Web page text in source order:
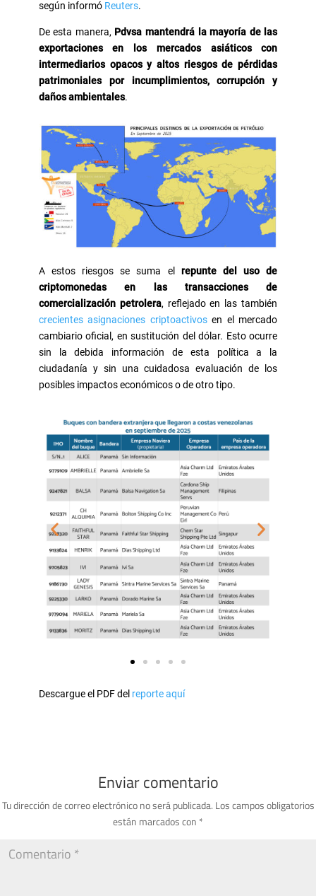
según informó Reuters.
De esta manera, Pdvsa mantendrá la mayoría de las
exportaciones en los mercados asiáticos con
intermediarios opacos y altos riesgos de pérdidas
patrimoniales por incumplimientos, corrupción y
daños ambientales.
A estos riesgos se suma el repunte del uso de
criptomonedas
en las transacciones de
comercialización petrolera, reflejado en las también
crecientes asignaciones criptoactivosen el mercado
cambiario oficial, en sustitución del dólar. Esto ocurre
sin la debida información de esta política a la
ciudadanía y sin una cuidadosa evaluación de los
posibles impactos económicos o de otro tipo.
Descargue el PDF del reporte aquí
Enviar comentario
Tu dirección de correo electrónico no será publicada. Los campos obligatorios
están marcados con *